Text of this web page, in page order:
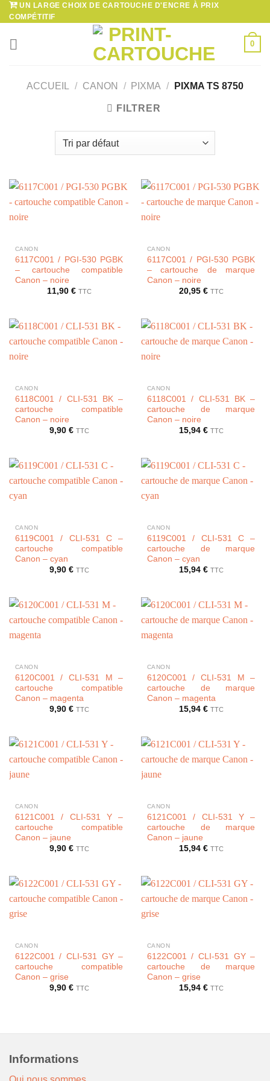
Passer
au
contenu
UN LARGE CHOIX DE CARTOUCHE D'ENCRE À PRIX
COMPÉTITIF
0
ACCUEIL / CANON / PIXMA / PIXMA TS 8750
FILTRER
CANON
6117C001 / PGI-530 PGBK
– cartouche compatible
Canon – noire
11,90 € TTC
CANON
6117C001 / PGI-530 PGBK
– cartouche de marque
Canon – noire
20,95 € TTC
CANON
6118C001 / CLI-531 BK –
cartouche compatible
Canon – noire
9,90 € TTC
CANON
6118C001 / CLI-531 BK –
cartouche de marque
Canon – noire
15,94 € TTC
CANON
6119C001 / CLI-531 C –
cartouche compatible
Canon – cyan
9,90 € TTC
CANON
6119C001 / CLI-531 C –
cartouche de marque
Canon – cyan
15,94 € TTC
CANON
6120C001 / CLI-531 M –
cartouche compatible
Canon – magenta
9,90 € TTC
CANON
6120C001 / CLI-531 M –
cartouche de marque
Canon – magenta
15,94 € TTC
CANON
6121C001 / CLI-531 Y –
cartouche compatible
Canon – jaune
9,90 € TTC
CANON
6121C001 / CLI-531 Y –
cartouche de marque
Canon – jaune
15,94 € TTC
CANON
6122C001 / CLI-531 GY –
cartouche compatible
Canon – grise
9,90 € TTC
CANON
6122C001 / CLI-531 GY –
cartouche de marque
Canon – grise
15,94 € TTC
Informations